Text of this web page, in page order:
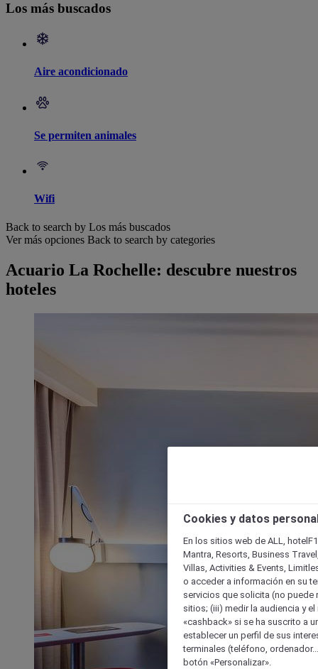
Los más buscados
Aire acondicionado
Se permiten animales
Wifi
Back to search by Los más buscados
Ver más opciones Back to search by categories
Acuario La Rochelle: descubre nuestros
hoteles
Cookies y datos
En los sitios web de ALL,
Mantra, Resorts, Business
Villas, Activities & Events,
o acceder a información en su
servicios que solicita (no puede
sitios; (iii) medir la audiencia y
«cashback» si se ha suscrito a
establecer un perfil de sus
terminales (teléfono,
botón «Personalizar».